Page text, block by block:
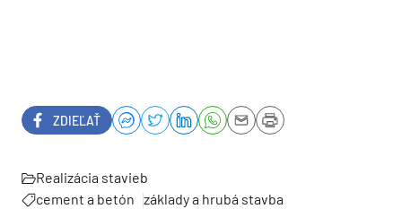
ZDIEĽAŤ
Realizácia stavieb
cement a betón základy a hrubá stavba